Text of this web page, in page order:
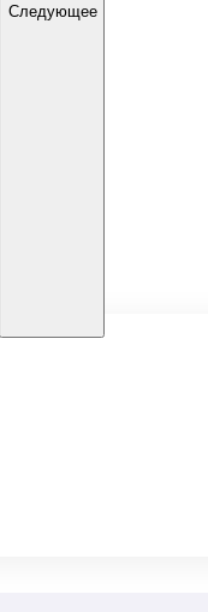
Следующее